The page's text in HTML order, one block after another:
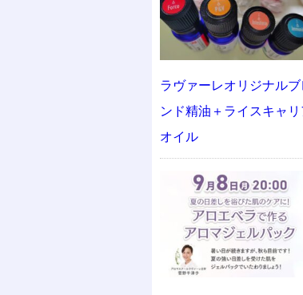
ラヴァーレオリジナルブ
ンド精油＋ライスキャリ
オイル